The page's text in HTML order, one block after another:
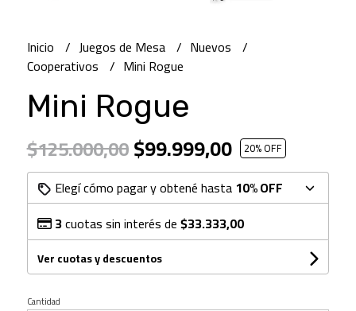
Inicio Juegos de Mesa
Nuevos
Cooperativos
Mini Rogue
Mini Rogue
$125.000,00$99.999,00 20% OFF
Elegí cómo pagar y obtené hasta 10% OFF
3cuotas sin interés de$33.333,00
Ver cuotas y descuentos
Cantidad